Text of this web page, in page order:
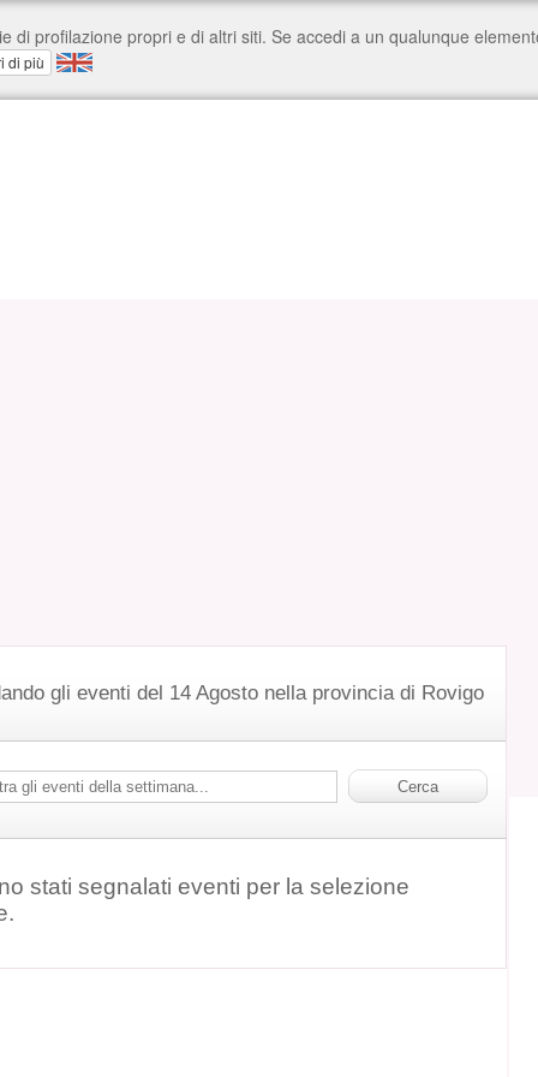
gli eventi del 14 Agosto nella provincia di Rovigo
stati segnalati eventi per la selezione